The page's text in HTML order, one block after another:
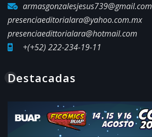
armasgonzalesjesus739@gmail.com
presenciaeditorialara@yahoo.com.mx
presenciaedittorialara@hotmail.com
+(+52) 222-234-19-11
Destacadas